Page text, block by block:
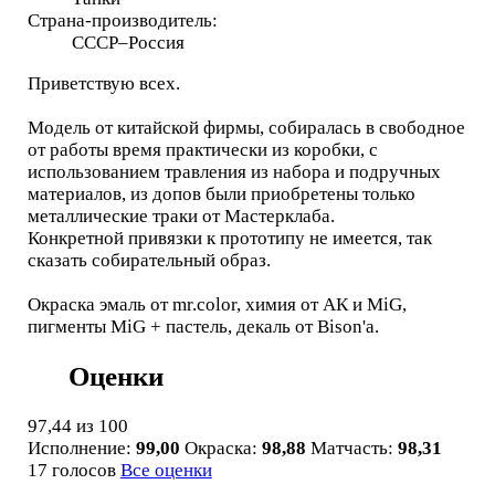
Страна-производитель:
СССР–Россия
Приветствую всех.
Модель от китайской фирмы, собиралась в свободное
от работы время практически из коробки, с
использованием травления из набора и подручных
материалов, из допов были приобретены только
металлические траки от Мастерклаба.
Конкретной привязки к прототипу не имеется, так
сказать собирательный образ.
Окраска эмаль от mr.color, химия от АК и MiG,
пигменты MiG + пастель, декаль от Bison'a.
Оценки
97,44 из 100
Исполнение: 99,00 Окраска: 98,88 Матчасть: 98,31
17 голосов Все оценки